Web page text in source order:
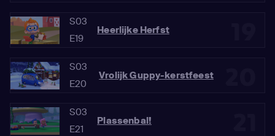
S03
E19
Heerlijke Herfst
S03
E20
Vrolijk Guppy-kerstfeest
S03
E21
Plassenbal!